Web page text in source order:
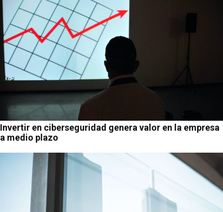
Invertir en ciberseguridad genera valor en la empresa
a medio plazo